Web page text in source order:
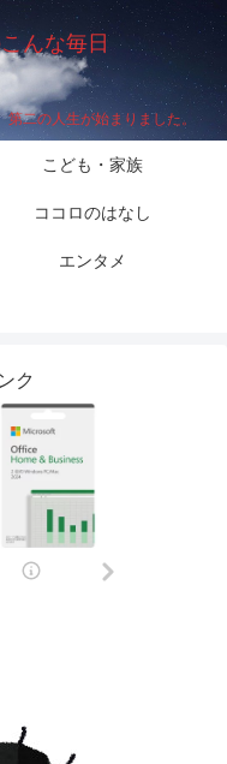
んな毎日
二の人生が始まりました。
こども・家族
ココロのはなし
エンタメ
ク